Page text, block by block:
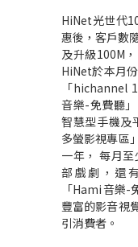
HiNet光世代
惠後，客戶數
及升級100M
HiNet於本月
「hichannel
音樂-免費聽
智慧型手機及
多螢影視專區
一年， 每月
部戲劇，還
「Hami音樂-
豐富的影音視
引消費者。